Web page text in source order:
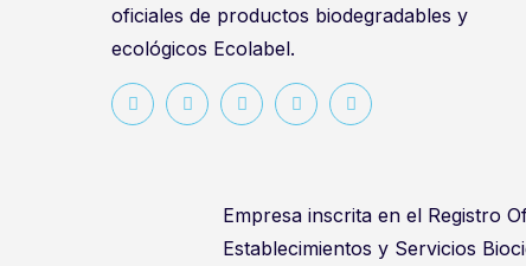
oficiales de productos biodegradables y
ecológicos Ecolabel.
Empresa inscrita en el Registro
Establecimientos y Servicios